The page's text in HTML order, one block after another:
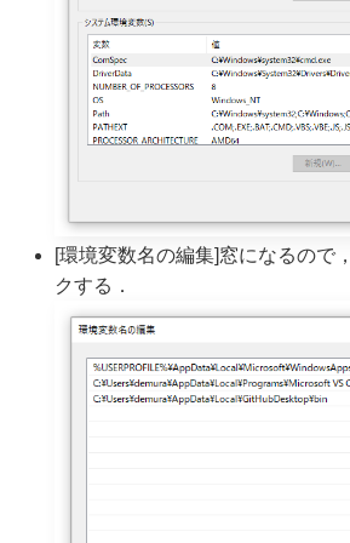
[環境変数名の編集]窓になるので
クする．